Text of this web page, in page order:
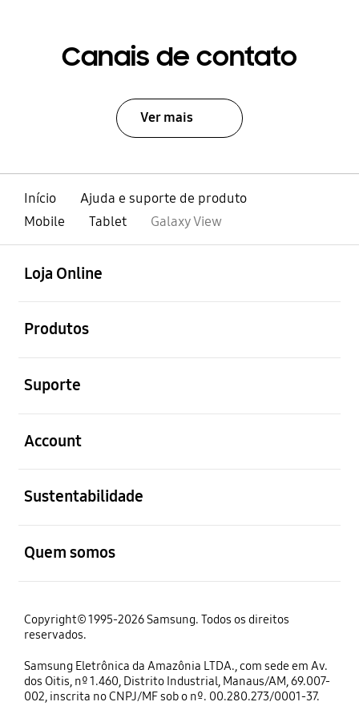
Canais de contato
Ver mais
Início
Ajuda e suporte de produto
Mobile
Tablet Galaxy View
Loja Online
Produtos
Suporte
Account
Sustentabilidade
Quem somos
Copyright© 1995-2026 Samsung. Todos os direitos
reservados.
Samsung Eletrônica da Amazônia LTDA., com sede em Av.
dos Oitis, nº 1.460, Distrito Industrial, Manaus/AM, 69.007-
002, inscrita no CNPJ/MF sob o nº. 00.280.273/0001-37.